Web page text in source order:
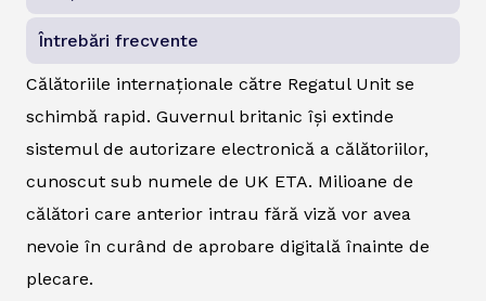
Întrebări frecvente
Călătoriile internaționale către Regatul Unit se
schimbă rapid. Guvernul britanic își extinde
sistemul de autorizare electronică a călătoriilor,
cunoscut sub numele de UK ETA. Milioane de
călători care anterior intrau fără viză vor avea
nevoie în curând de aprobare digitală înainte de
plecare.